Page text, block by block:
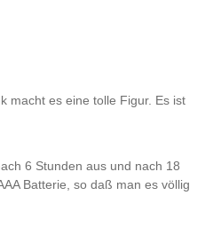
macht es eine tolle Figur. Es ist
6 Stunden aus und nach 18
Batterie, so daß man es völlig